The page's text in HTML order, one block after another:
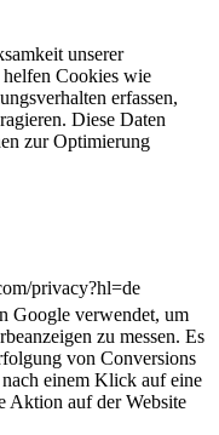
unserer
helfen Cookies wie
erfassen,
Diese Daten
zur Optimierung
privacy?hl=de
Google verwendet, um
zu messen. Es
von Conversions
einem Klick auf eine
Aktion auf der Website